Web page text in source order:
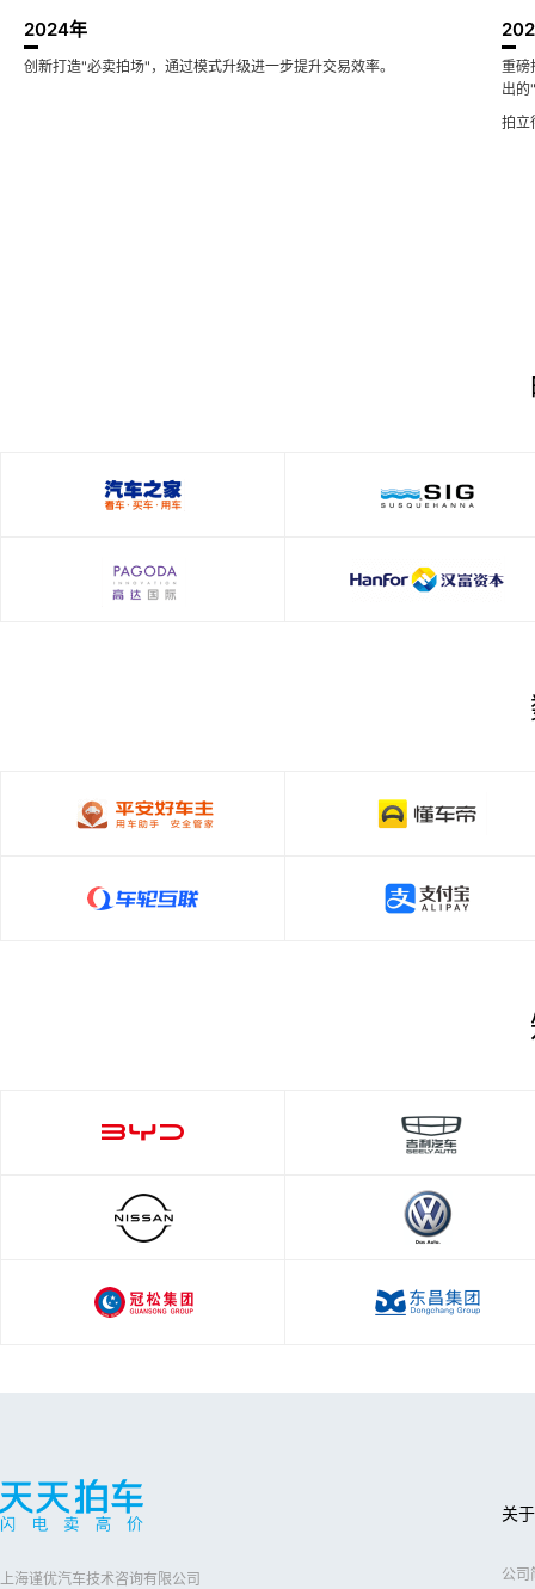
2024年
创新打造"必卖拍场"，通过模式升级进一步提升交易效率。
重磅
出的
拍立
上海谨优汽车技术咨询有限公司
关
公司